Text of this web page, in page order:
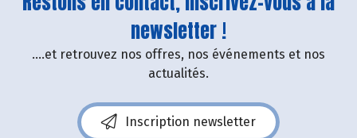
newsletter !
....et retrouvez nos offres, nos événements et nos
actualités.
Inscription newsletter